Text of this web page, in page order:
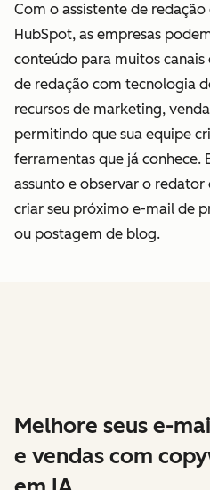
Com o assistente de
HubSpot, as empresas
conteúdo para muitos canais
de redação com tecnologia
recursos de marketing,
permitindo que sua equipe
ferramentas que já conhece.
assunto e observar o
criar seu próximo e-mail de
ou postagem de blog.
Melhore seus e-
e vendas com